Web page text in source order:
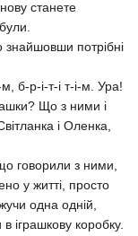
станете
знайшовши потрібні
б-р-і-т-і т-і-м. Ура!
Що з ними і
і Оленка,
говорили з ними,
у житті, просто
одна одній,
іграшкову коробку.